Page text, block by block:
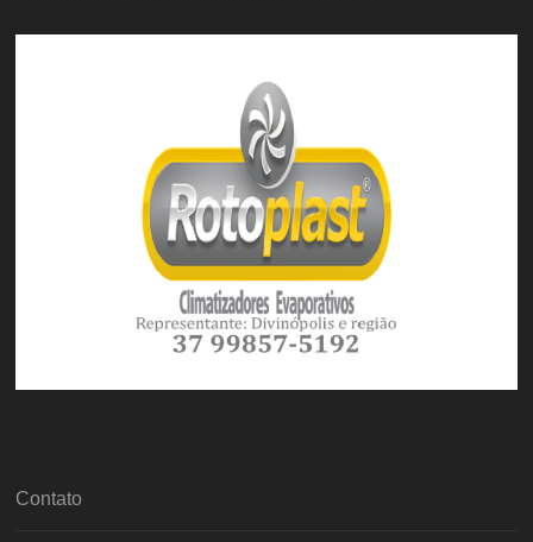
Contato